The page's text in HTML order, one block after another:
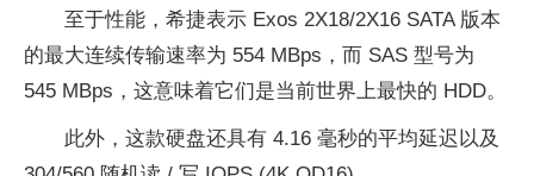
至于性能，希捷表示 Exos 2X18/2X16 SATA 版本
的最大连续传输速率为 554 MBps，而 SAS 型号为
545 MBps，这意味着它们是当前世界上最快的 HDD。
此外，这款硬盘还具有 4.16 毫秒的平均延迟以及